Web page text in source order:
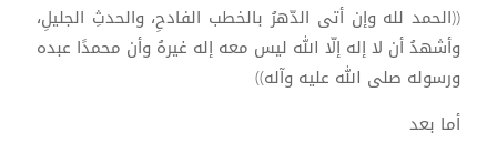
((الحمد لله وإن أتى الدّهرُ بالخطب الفادحِ، والحدثِ الجليلِ،
وأشهدُ أن لا إله إلّا الله ليس معه إله غيرهُ وأن محمدًا عبده
ورسوله صلى الله عليه وآله))
أما بعد